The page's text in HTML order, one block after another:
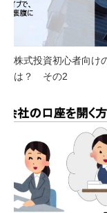
株式投資初心者向け
は？ その2